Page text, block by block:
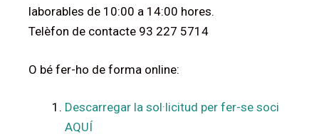
laborables de 10:00 a 14:00 hores.
Telèfon de contacte 93 227 5714
O bé fer-ho de forma online:
Descarregar la sol·licitud per fer-se soci
AQUÍ